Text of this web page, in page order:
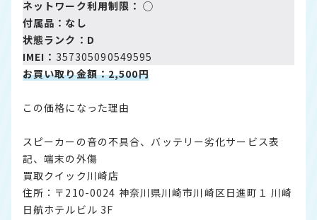
ネットワーク利用制限： ◯
付属品：なし
状態ランク：D
IMEI： 357305090549595
お買い取り金額：2,500円
この価格になった理由
スピーカーの音の不具合、バッテリー劣化サービス表
記、端末の外傷
買取クイック川崎店
住所：〒210-0024 神奈川県川崎市川崎区日進町１ 川崎
日航ホテルビル 3F